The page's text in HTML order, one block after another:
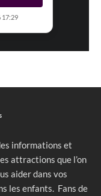
17:29
informations et
attractions que l’on
aider dans vos
les enfants. Fans de